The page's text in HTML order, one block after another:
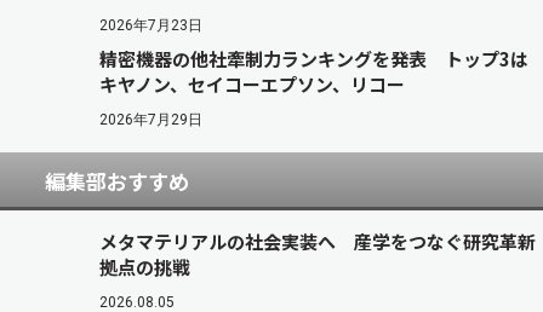
2026年7月23日
精密機器の他社牽制力ランキングを発表 トップ3は
キヤノン、セイコーエプソン、リコー
2026年7月29日
編集部おすすめ
メタマテリアルの社会実装へ 産学をつなぐ研究革新
拠点の挑戦
2026.08.05